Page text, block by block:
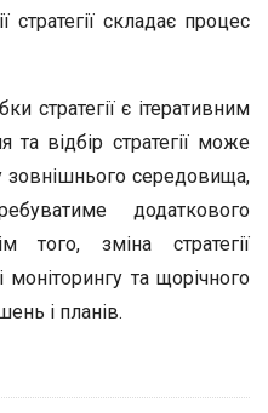
стратегії складає процес
стратегії є ітеративним
та відбір стратегії може
зовнішнього середовища,
додаткового
того, зміна стратегії
моніторингу та щорічного
і планів.